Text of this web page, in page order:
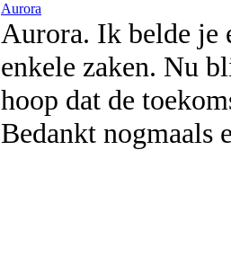
Aurora
Aurora. Ik belde je
enkele zaken. Nu
hoop dat de
Bedankt nogmaals